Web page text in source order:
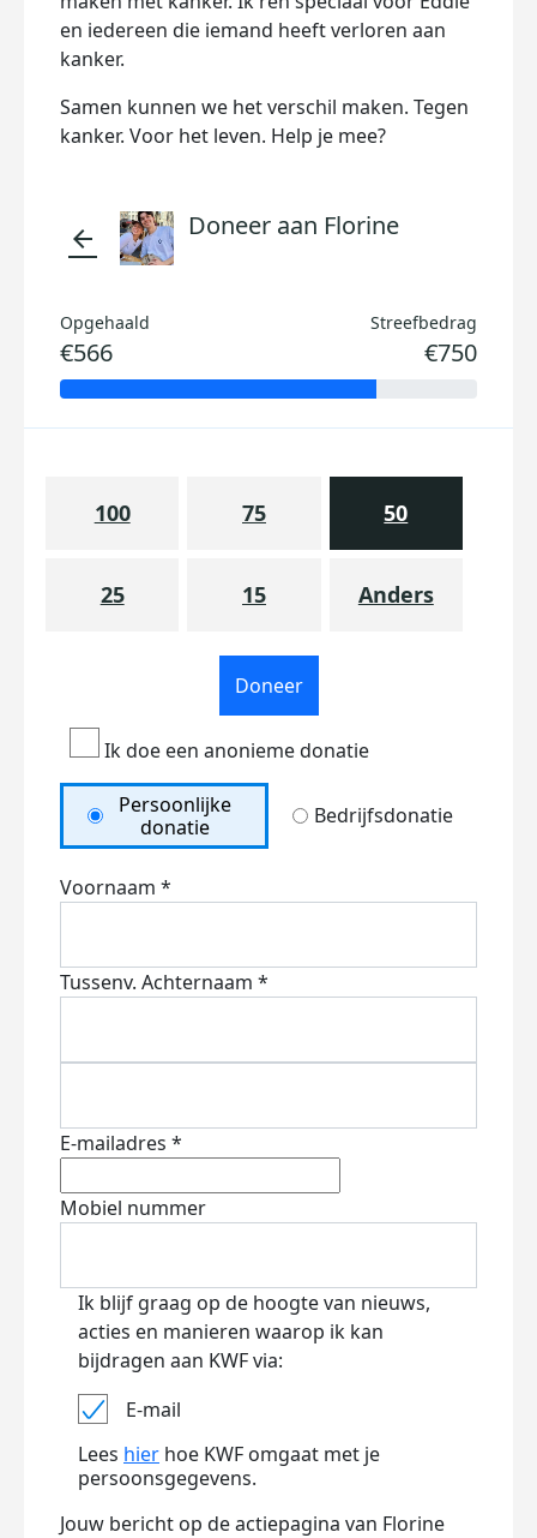
en iedereen die iemand heeft verloren aan
kanker.
Samen kunnen we het verschil maken. Tegen
kanker. Voor het leven. Help je mee?
arrow_back Doneer aan Florine
Opgehaald
€566
Streefbedrag
€750
100 75 50
25 15 Anders
Doneer
Ik doe een anonieme donatie
Persoonlijke
donatie
Bedrijfsdonatie
Voornaam *
Tussenv. Achternaam *
E-mailadres *
Mobiel nummer
Ik blijf graag op de hoogte van nieuws,
acties en manieren waarop ik kan
bijdragen aan KWF via:
E-mail
Lees hier hoe KWF omgaat met je
persoonsgegevens.
Jouw bericht op de actiepagina van Florine